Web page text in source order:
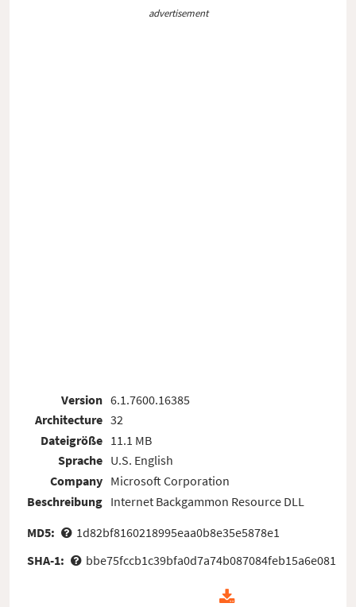
advertisement
Version
Architecture
Dateigröße
Sprache
Company
Beschreibung
6.1.7600.16385
32
11.1 MB
U.S. English
Microsoft Corporation
Internet Backgammon Resource DLL
MD5:
1d82bf8160218995eaa0b8e35e5878e1
SHA-1:
bbe75fccb1c39bfa0d7a74b087084feb15a6e081